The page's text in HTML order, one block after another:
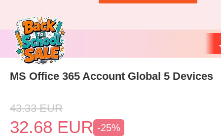
MS Office 365 Account Global 5 Devices
43.33 EUR
32.68 EUR -25%